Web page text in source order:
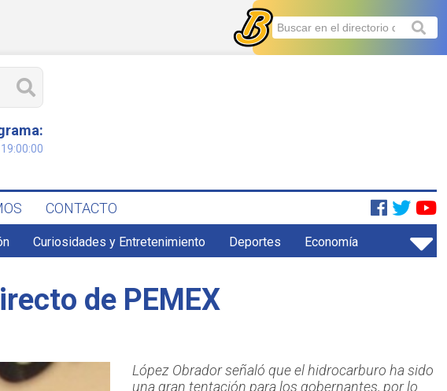
CONTACTO
Curiosidades y Entretenimiento Deportes Economía
de PEMEX
López Obrador señaló que el hidrocarburo ha sido
una gran tentación para los gobernantes, por lo